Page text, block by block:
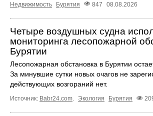
Недвижимость
Бурятия 847 08.08.2026
Четыре воздушных судна
мониторинга лесопожарной
Бурятии
Лесопожарная обстановка в Бурятии
За минувшие сутки новых очагов не
действующих возгораний нет.
Источник: Babr24.com Экология Бурятия